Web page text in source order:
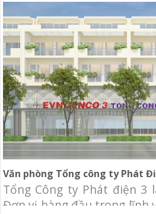
Chủ đầu tư: Công ty
Center. Địa điểm: 41
Thảo Điền, Quận 2, TP.
kế và
Văn phòng Tổng công ty Phát
Tổng Công ty Phát điện
Đơn vị hàng đầu trong lĩnh